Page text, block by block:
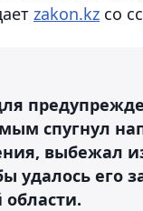
zakon.kz со
спугнул
выбежал
удалось его